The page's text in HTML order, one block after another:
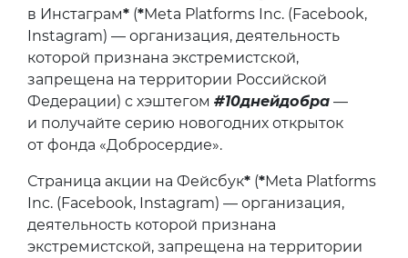
в Инстаграм* (*Meta Platforms Inc. (Facebook,
Instagram) — организация, деятельность
которой признана экстремистской,
запрещена на территории Российской
Федерации) с хэштегом #10днейдобра —
и получайте серию новогодних открыток
от фонда «Добросердие».
Страница акции на Фейсбук* (*Meta Platforms
Inc. (Facebook, Instagram) — организация,
деятельность которой признана
экстремистской, запрещена на территории